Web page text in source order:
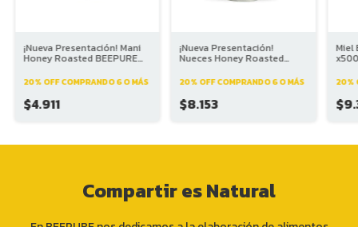
¡Nueva Presentación! Mani
Honey Roasted BEEPURE
20% OFF COMPRANDO 6 O MÁS
$4.911
¡Nueva Presentación!
Nueces Honey Roasted
20% OFFCOMPRANDO 6 O MÁS
$8.153
Miel
20%
Compartir es Natural